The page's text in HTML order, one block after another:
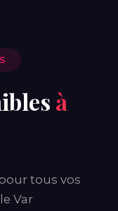
à
tous vos
Var